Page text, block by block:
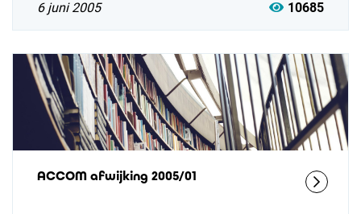
6 juni 2005 10685
ACCOM afwijking 2005/01